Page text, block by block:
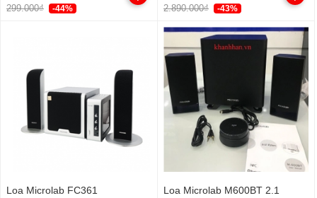
299.000₫ -44% 2.890.000₫ -43%
Loa Microlab FC361
Loa Microlab M600BT 2.1